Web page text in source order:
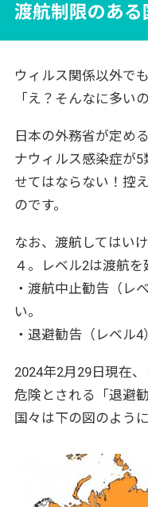
渡航制限のある
ウィルス関係以外で
「え？そんなに多い
日本の外務省が定め
ナウィルス感染症が5
せてはならない！控
のです。
なお、渡航してはい
４。レベル2は渡航を
・渡航中止勧告（レ
い。
・退避勧告（レベル
2024年2月29日現在
危険とされる「退避
国々は下の図のよう